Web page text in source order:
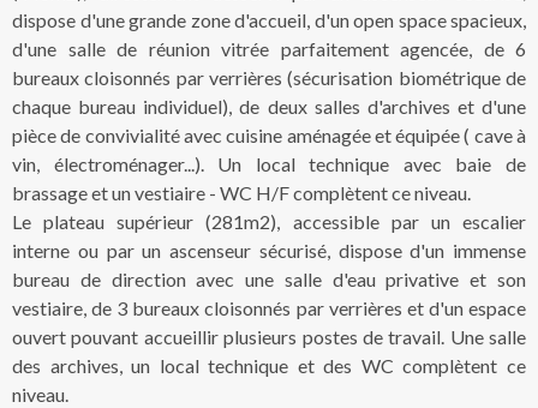
dispose d'une grande zone d'accueil, d'un open space spacieux,
d'une salle de réunion vitrée parfaitement agencée, de 6
bureaux cloisonnés par verrières (sécurisation biométrique de
chaque bureau individuel), de deux salles d'archives et d'une
pièce de convivialité avec cuisine aménagée et équipée ( cave à
vin, électroménager...). Un local technique avec baie de
brassage et un vestiaire - WC H/F complètent ce niveau.
Le plateau supérieur (281m2), accessible par un escalier
interne ou par un ascenseur sécurisé, dispose d'un immense
bureau de direction avec une salle d'eau privative et son
vestiaire, de 3 bureaux cloisonnés par verrières et d'un espace
ouvert pouvant accueillir plusieurs postes de travail. Une salle
des archives, un local technique et des WC complètent ce
niveau.